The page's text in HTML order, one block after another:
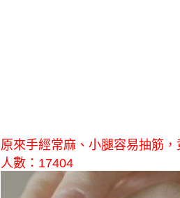
原來手經常麻、小腿容易抽筋
人數：17404